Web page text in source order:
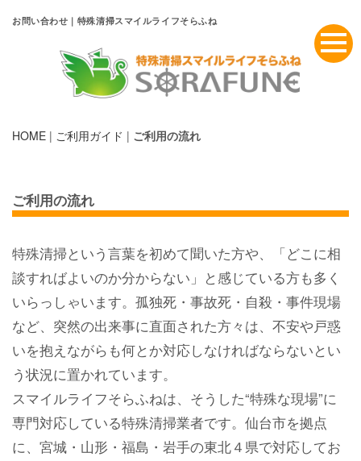
お問い合わせ｜特殊清掃スマイルライフそらふね
HOME | ご利用ガイド | ご利用の流れ
ご利用の流れ
特殊清掃という言葉を初めて聞いた方や、「どこに相
談すればよいのか分からない」と感じている方も多く
いらっしゃいます。孤独死・事故死・自殺・事件現場
など、突然の出来事に直面された方々は、不安や戸惑
いを抱えながらも何とか対応しなければならないとい
う状況に置かれています。
スマイルライフそらふねは、そうした“特殊な現場”に
専門対応している特殊清掃業者です。仙台市を拠点
に、宮城・山形・福島・岩手の東北４県で対応してお